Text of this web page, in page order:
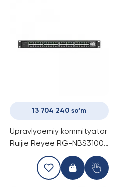
13 704 240 so‘m
Upravlyaemiy kommityator
Ruijie Reyee RG-NBS3100-
48GT4SFP-P